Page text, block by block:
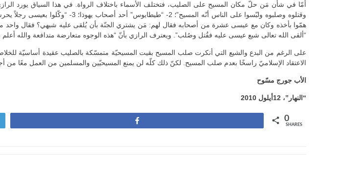
“ألقى الله تعالى شبع عيسى عليه فقُتل وصُلب”. ويعترف الرازي بأنّ “هذه الوجوه متعارضة متدافعة والله أعلم
على الرغم من البدع والشيع التي أنكرت صلب المسيح بقيت المسيحيّة متمسّكة بالصليب عقيدة أساسيّة
الاعتقاد الإسلاميّ راسخًا بعدم صلب المسيح. لكنّ ذلك كلّه لن يمنع المسيحيّين والمسلمين من العمل معًا من
الأب جورج مسّوح
“النهار”، أيلول 2010
0
SHARES